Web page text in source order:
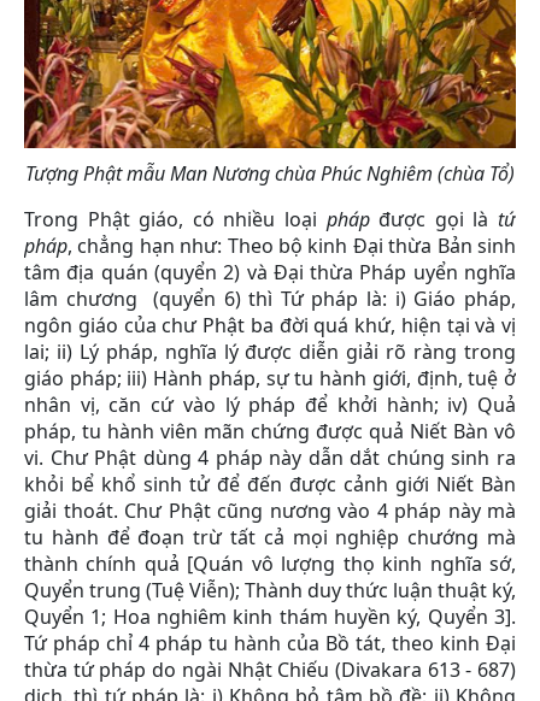
Tượng Phật mẫu Man Nương chùa Phúc Nghiêm (chùa Tổ)
Trong Phật giáo, có nhiều loại phápđược gọi làtứ
pháp, chẳng hạn như: Theo bộ kinh Đại thừa Bản sinh
tâm địa quán (quyển 2) và Đại thừa Pháp uyển nghĩa
lâm chương (quyển 6) thì Tứ pháp là: i) Giáo pháp,
ngôn giáo của chư Phật ba đời quá khứ, hiện tại và vị
lai; ii) Lý pháp, nghĩa lý được diễn giải rõ ràng trong
giáo pháp; iii) Hành pháp, sự tu hành giới, định, tuệ ở
nhân vị, căn cứ vào lý pháp để khởi hành; iv) Quả
pháp, tu hành viên mãn chứng được quả Niết Bàn vô
vi. Chư Phật dùng 4 pháp này dẫn dắt chúng sinh ra
khỏi bể khổ sinh tử để đến được cảnh giới Niết Bàn
giải thoát. Chư Phật cũng nương vào 4 pháp này mà
tu hành để đoạn trừ tất cả mọi nghiệp chướng mà
thành chính quả [Quán vô lượng thọ kinh nghĩa sớ,
Quyển trung (Tuệ Viễn); Thành duy thức luận thuật ký,
Quyển 1; Hoa nghiêm kinh thám huyền ký, Quyển 3].
Tứ pháp chỉ 4 pháp tu hành của Bồ tát, theo kinh Đại
thừa tứ pháp do ngài Nhật Chiếu (Divakara 613 - 687)